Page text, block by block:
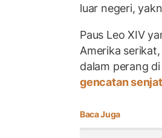
luar negeri,
Paus Leo XIV
Amerika
dalam perang
gencatan
Baca Juga